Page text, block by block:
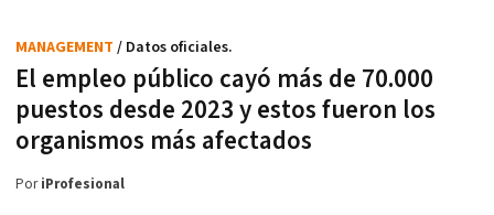
El empleo público cayó más de 70.000
puestos desde 2023 y estos fueron los
organismos más afectados
MANAGEMENT / Datos oficiales.
PoriProfesional